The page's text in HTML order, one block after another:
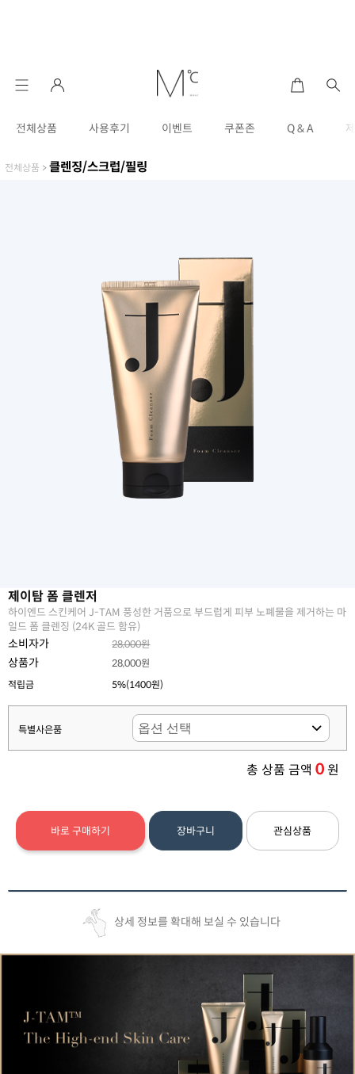
전체상품 사용후기 이벤트 쿠폰존 Q & A
전체상품 > 클렌징/스크럽/필링
제이탐 폼 클렌저
하이엔드 스킨케어 J-TAM 풍성한 거품으로 부드럽게 피부 노폐물을 제거하는 마
일드 폼 클렌징 (24K 골드 함유)
소비자가 28,000원
상품가
28,000원
적립금
5%(1400원)
특별사은품
총 상품 금액 0원
바로 구매하기 장바구니 관심상품
상세 정보를 확대해 보실 수 있습니다